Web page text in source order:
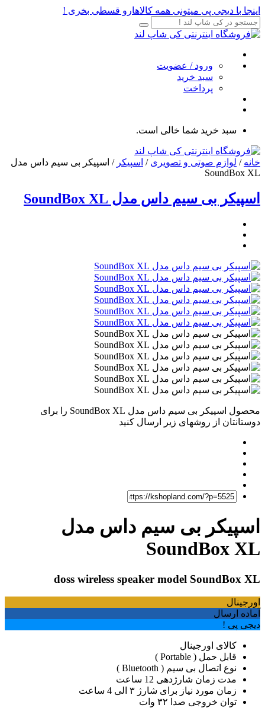
اینجا با دیجی پی میتونی همه کالاهارو قسطی بخری !
ورود / عضویت
سبد خرید
پرداخت
سبد خرید شما خالی است.
خانه / لوازم صوتی و تصویری / اسپیکر / اسپیکر بی سیم داس مدل
SoundBox XL
اسپیکر بی سیم داس مدل SoundBox XL
محصول اسپیکر بی سیم داس مدل SoundBox XL را برای
دوستانتان از روشهای زیر ارسال کنید
اسپیکر بی سیم داس مدل
SoundBox XL
doss wireless speaker model SoundBox XL
اورجینال
آماده ارسال
دیجی پی !
کالای اورجینال
قابل حمل ( Portable )
نوع اتصال بی سیم ( Bluetooth )
مدت زمان شارژدهی 12 ساعت
زمان مورد نیاز برای شارژ ۳ الی 4 ساعت
توان خروجی صدا ۳۲ وات